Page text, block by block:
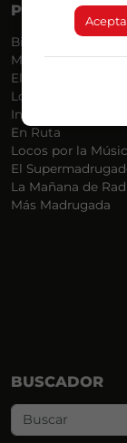
PROGRAMAS
Bilbosport
Más Música
El Madrugador
Lo Más Nuevo
Informativos
En Ruta
Locos por la
El
La Mañana de
Más Madrugada
BUSCADOR